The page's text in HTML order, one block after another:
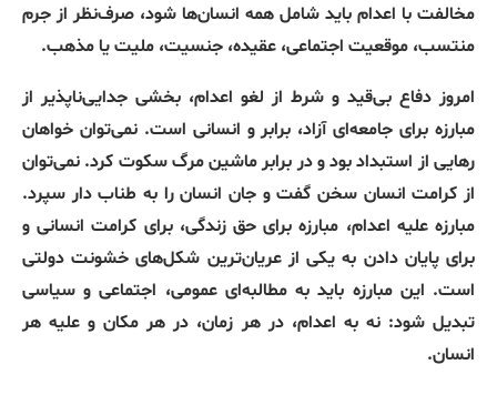
مخالفت با اعدام باید شامل همه انسان‌ها شود، صرف‌نظر از جرم
منتسب، موقعیت اجتماعی، عقیده، جنسیت، ملیت یا مذهب.
امروز دفاع بی‌قید و شرط از لغو اعدام، بخشی جدایی‌ناپذیر از
مبارزه برای جامعه‌ای آزاد، برابر و انسانی است.نمی‌توان خواهان
رهایی از استبداد بود و در برابر ماشین مرگ سکوت کرد. نمی‌توان
از کرامت انسان سخن گفت و جان انسان را به طناب دار سپرد.
مبارزه علیه اعدام، مبارزه برای حق زندگی، برای کرامت انسانی و
برای پایان دادن به یکی از عریان‌ترین شکل‌های خشونت دولتی
است. این مبارزه باید به مطالبه‌ای عمومی، اجتماعی و سیاسی
تبدیل شود:نه به اعدام، در هر زمان، در هر مکان و علیه هر
انسان.